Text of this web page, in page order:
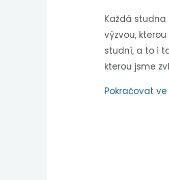
Každá
výzvou,
studní, a to i
kterou jsme
Pokračovat